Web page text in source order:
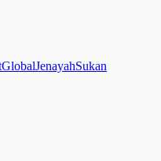
GlobalJenayahSukan